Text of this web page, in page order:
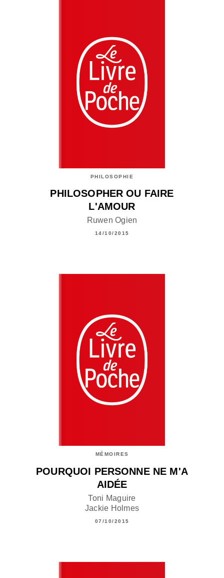
PHILOSOPHIE
PHILOSOPHER OU FAIRE
L'AMOUR
Ruwen Ogien
14/10/2015
MÉMOIRES
POURQUOI PERSONNE NE M'A
AIDÉE
Toni Maguire
Jackie Holmes
07/10/2015